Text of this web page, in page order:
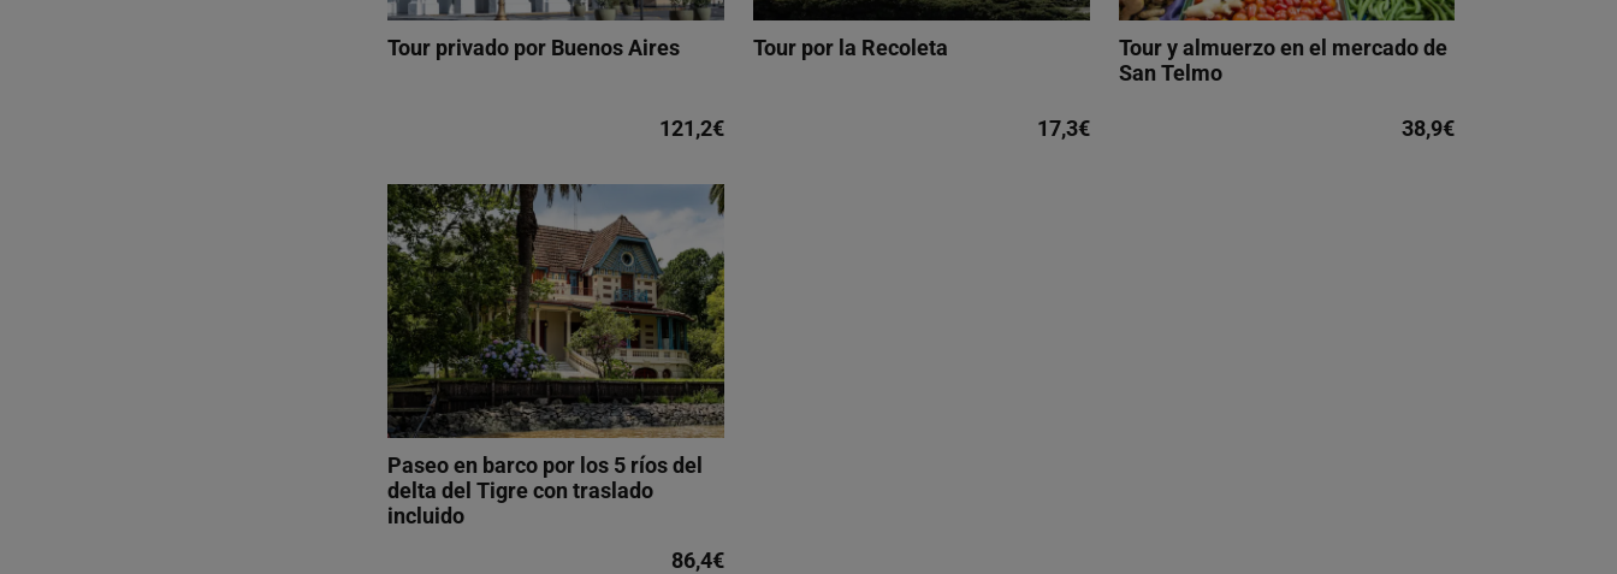
Tour privado por Buenos Aires
121,2€
Tour por la Recoleta
17,3€
Tour y almuerzo en el mercado de
San Telmo
38,9€
Paseo en barco por los 5 ríos del
delta del Tigre con traslado
incluido
86,4€